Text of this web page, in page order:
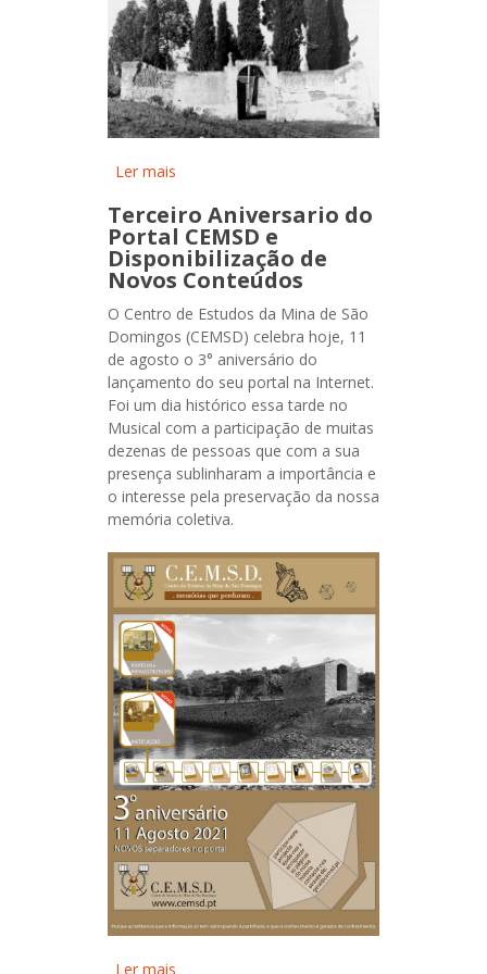
Ler mais
Terceiro Aniversario do
Portal CEMSD e
Disponibilização de
Novos Conteúdos
O Centro de Estudos da Mina de São
Domingos (CEMSD) celebra hoje, 11
de agosto o 3° aniversário do
lançamento do seu portal na Internet.
Foi um dia histórico essa tarde no
Musical com a participação de muitas
dezenas de pessoas que com a sua
presença sublinharam a importância e
o interesse pela preservação da nossa
memória coletiva.
Ler mais